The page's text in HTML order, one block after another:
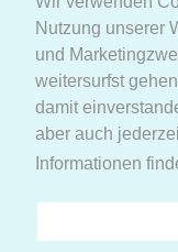
Nutzung unserer
und
weitersurfst
damit
aber auch
Informationen
© 2021 Kinder
AGB
Meine persönlichen
Facebook